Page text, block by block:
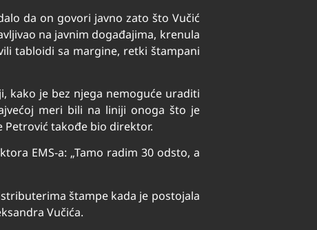
da on govori javno zato što Vučić
na javnim događajima, krenula
tabloidi sa margine, retki štampani
kako je bez njega nemoguće uraditi
meri bili na liniji onoga što je
Petrović takođe bio direktor.
EMS-a: „Tamo radim 30 odsto, a
štampe kada je postojala
Vučića.